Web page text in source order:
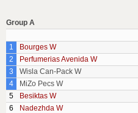
Group A
1
Bourges W
2
Perfumerias Avenida W
3
Wisla Can-Pack W
4
MiZo Pecs W
5
Besiktas W
6
Nadezhda W